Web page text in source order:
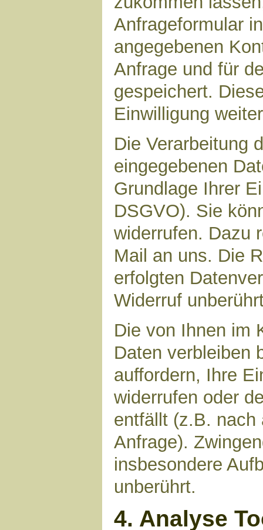
Anfrageformular
angegebenen
Anfrage und für
gespeichert.
Einwilligung
Die Verarbeitung
eingegebenen
Grundlage Ihrer
DSGVO). Sie
widerrufen. Dazu
Mail an uns. Die
erfolgten
Widerruf
Die von Ihnen im
Daten verbleiben
auffordern, Ihre
widerrufen oder
entfällt (z.B. nach
Anfrage).
insbesondere
unberührt.
4. Analyse